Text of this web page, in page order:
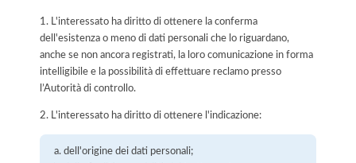
1. L'interessato ha diritto di ottenere la conferma
dell'esistenza o meno di dati personali che lo riguardano,
anche se non ancora registrati, la loro comunicazione in forma
intelligibile e la possibilità di effettuare reclamo presso
l’Autorità di controllo.
2. L'interessato ha diritto di ottenere l'indicazione:
dell'origine dei dati personali;